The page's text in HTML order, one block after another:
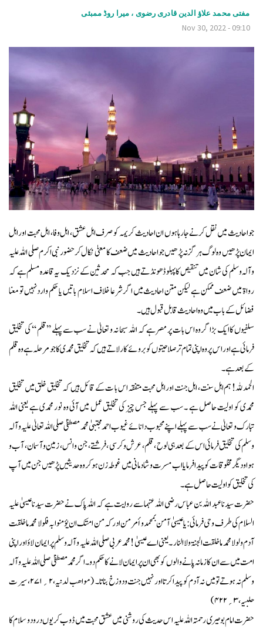
g
i
o
n
مفتی محمد علاؤ الدین قادری رضوی ، میرا روڈ ممبئی
Nov 30, 2022 - 09:10
جو احادیث میں نقل کرنے جارہا ہوں ان احادیث کر یمہ کو صرف اہل عشق ، اہل وفا ، اہل محبت اور اہل
ایمان پڑھیں وہ لوگ ہر گز نہ پڑ ھیں جو احادیث میں ضعف کا معنیٰ نکال کر حضور نبی اکرم صلی اللہ علیہ
وآلہ وسلم کی شان میں تنقیص کا پہلو ڈھو نڈ تے ہیں جب کہ محدثین کے نز دیک یہ قاعدہ مسلم ہے کہ
رواۃ میں ضعف ممکن ہے لیکن متن احادیث میں اگر شرعا خلاف اسلا م باتیں یا حکم وارد نہیں تو معنا
فضائل کے باب میں وہ احادیث قابل قبول ہیں ۔
سلفیوں کاایک بڑا گر وہ اس بات پر مصر ہے کہ اللہ سبحا نہ و تعالیٰ نے سب سے پہلے ’’قلم ‘‘ کی تخلیق
فرمائی ہے اور اس پر وہ اپنی تمام تر صلاحیتوں کو بروئے کار لاتے ہیں کہ تخلیق محمدی کا جو مرحلہ ہے وہ قلم
کے بعد ہے ۔
الحمد للہ ! ہم اہل سنت ، اہل جنت اور اہل محبت متفقہ اس با ت کے قائل ہیں کہ تخلیق خلق میں تخلیق
محمدی کو اولیت حاصل ہے ۔ سب سے پہلے جس چیز کی تخلیق عمل میں آئی وہ نور محمدی ہے یعنی اللہ
تبارک و تعالیٰ نے سب سے پہلے اپنے محبوب دانائے غیوب احمد مجتبیٰ محمد مصطفیٰصلی اللہ تعالیٰ علیہ وآلہ
وسلم کی تخلیق فرمائی اس کے بعد ہی لوح ، قلم ، عر ش و کرسی ،فرشتے ، جن و انس ، زمین و آسمان ، آب و
ہوا و دیگر مخلوقات کو پیدا فرمایا اب مسرت و شادمانی میں غوطہ زن ہو کر وہ حدیثیں پڑ ھیں جن میں آپ
کی تخلیق کو اولیت حاصل ہے ۔
حضرت سیدنا عبد اللہ بن عباس رضی اللہ عنہما سے روایت ہے کہ اللہ پاک نے حضرت سیدنا عیسیٰ علیہ
السلام کی طرف وحی فر ما ئی :یا عیسیٰ آمن بمحمد وأمر من ادرکہ من امتک ان یؤمنو ا بہ فلولا محمد ما خلقت
آدم ولولا محمد ما خلقت الجنۃ ولاالنا ر ۔ یعنی اے عیسیٰ ! محمد عربی صلی اللہ علیہ وآلہ وسلم پر ایما ن لاؤ اور اپنی
امت میں سے ان کا زمانہ پا نے والو ں کو بھی ان پر ایمان لا نے کا حکم دو ۔اگر محمد مصطفیٰ صلی اللہ علیہ وآلہ
وسلم نہ ہو تے تو میں نہ آدم کو پیدا کرتا اور نہیں جنت و دوزخ بناتا ۔ (مواھب لدنیہ، ۲ ؍۲۷۱، سیر ت
حلبیہ ، ۳؍۴۲۲)
حضرت امام بوصیری ر حمتہ اللہ علیہ اس حدیث کی روشنی میں عشق محبت میں ڈوب کر یوں درودو سلام کا